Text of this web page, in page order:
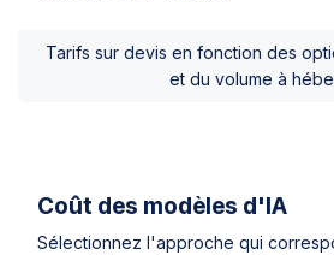
Tarifs sur devis en fonction des
et du volume à
Coût des modèles d'IA
Sélectionnez l'approche qui